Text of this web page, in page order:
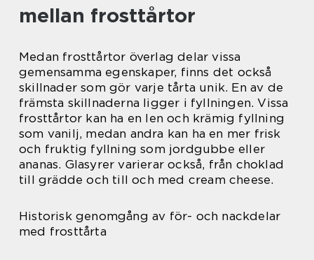
mellan frosttårtor
Medan frosttårtor överlag delar vissa
gemensamma egenskaper, finns det också
skillnader som gör varje tårta unik. En av de
främsta skillnaderna ligger i fyllningen. Vissa
frosttårtor kan ha en len och krämig fyllning
som vanilj, medan andra kan ha en mer frisk
och fruktig fyllning som jordgubbe eller
ananas. Glasyrer varierar också, från choklad
till grädde och till och med cream cheese.
Historisk genomgång av för- och nackdelar
med frosttårta